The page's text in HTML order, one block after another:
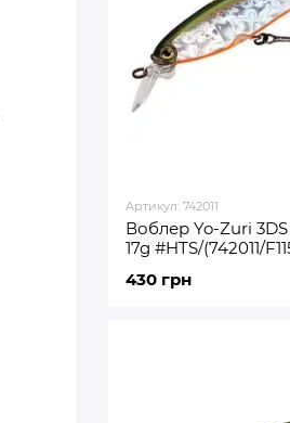
Артикул: 742011
Воблер Yo-Zuri
17g #HTS/(742011/
430 грн